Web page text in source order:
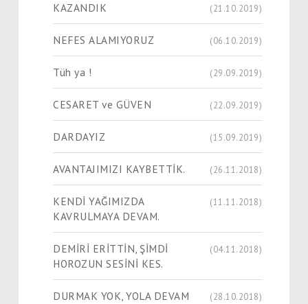
KAZANDIK (21.10.2019)
NEFES ALAMIYORUZ (06.10.2019)
Tüh ya ! (29.09.2019)
CESARET ve GÜVEN (22.09.2019)
DARDAYIZ (15.09.2019)
AVANTAJIMIZI KAYBETTİK. (26.11.2018)
KENDİ YAĞIMIZDA
KAVRULMAYA DEVAM.
(11.11.2018)
DEMİRİ ERİTTİN, ŞİMDİ
HOROZUN SESİNİ KES.
(04.11.2018)
DURMAK YOK, YOLA DEVAM (28.10.2018)